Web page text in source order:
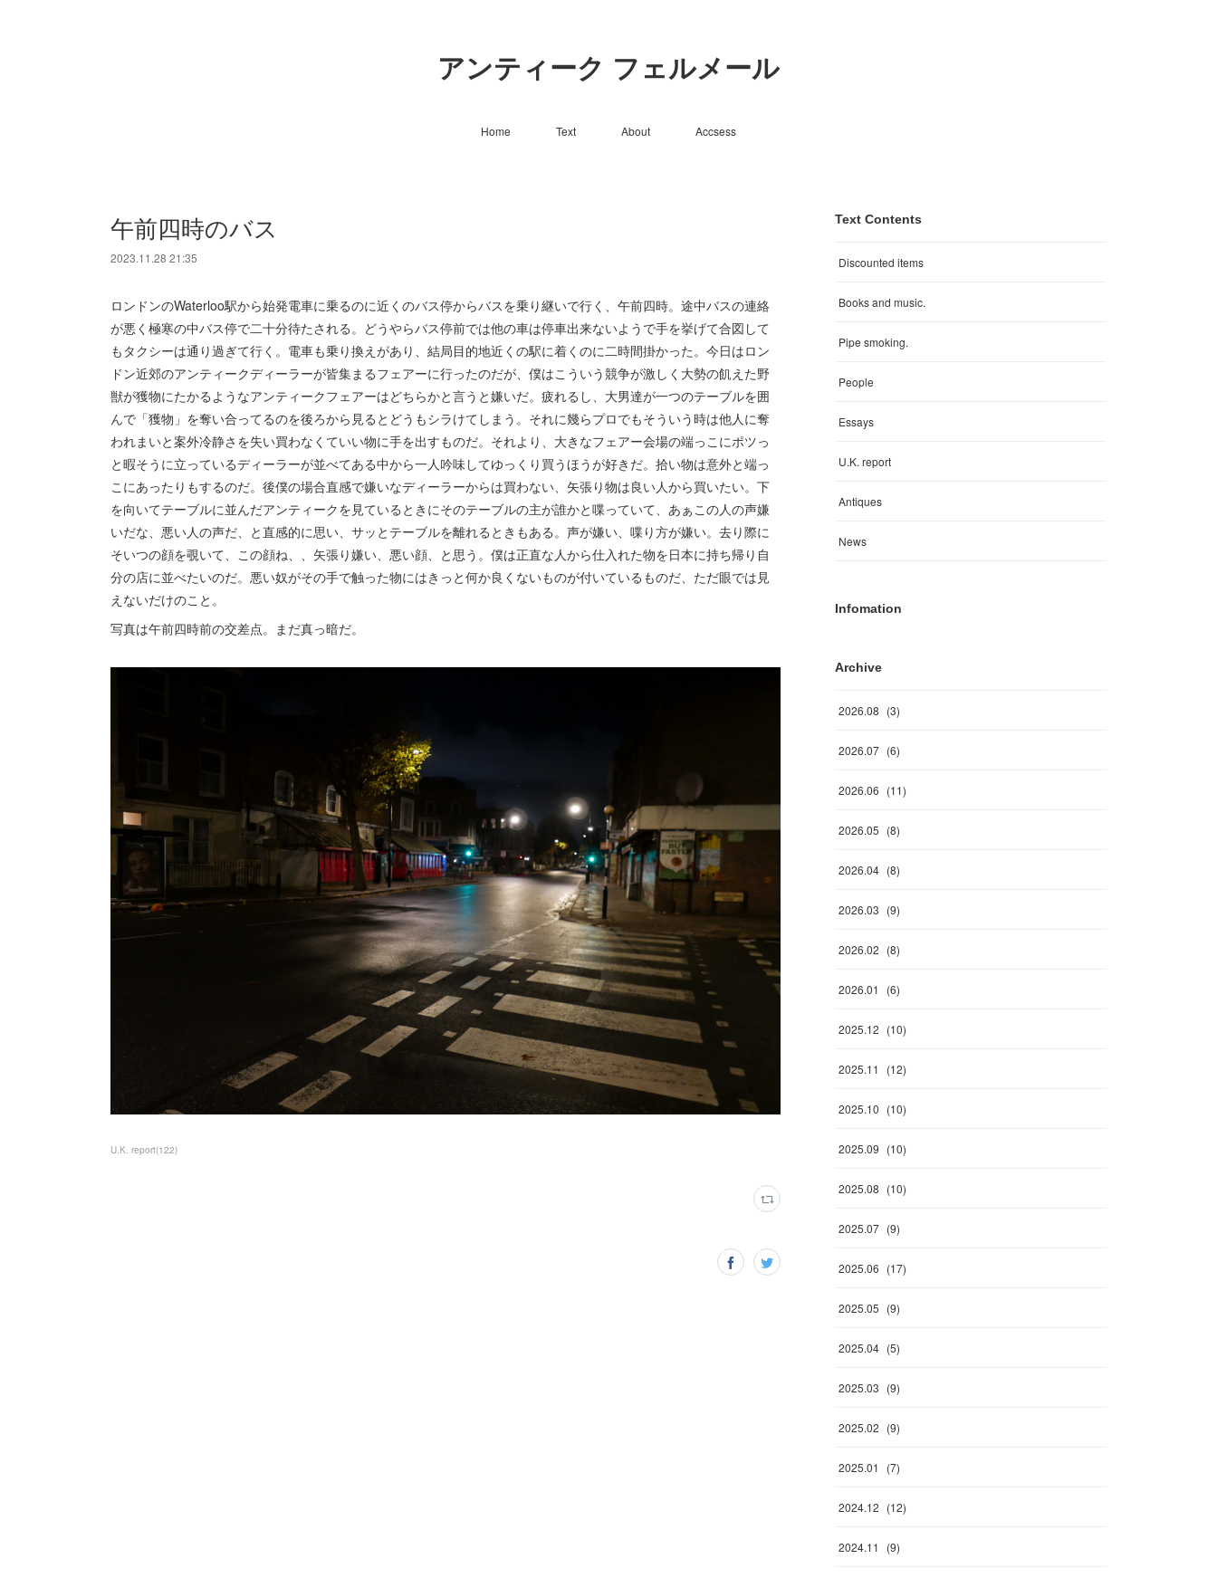
アンティーク フェルメール
Home Text About Accsess
午前四時のバス
2023.11.28 21:35
ロンドンのWaterloo駅から始発電車に乗るのに近くのバス停からバスを乗り継いで行く、午前四時。途中バスの連絡
が悪く極寒の中バス停で二十分待たされる。どうやらバス停前では他の車は停車出来ないようで手を挙げて合図して
もタクシーは通り過ぎて行く。電車も乗り換えがあり、結局目的地近くの駅に着くのに二時間掛かった。今日はロン
ドン近郊のアンティークディーラーが皆集まるフェアーに行ったのだが、僕はこういう競争が激しく大勢の飢えた野
獣が獲物にたかるようなアンティークフェアーはどちらかと言うと嫌いだ。疲れるし、大男達が一つのテーブルを囲
んで「獲物」を奪い合ってるのを後ろから見るとどうもシラけてしまう。それに幾らプロでもそういう時は他人に奪
われまいと案外冷静さを失い買わなくていい物に手を出すものだ。それより、大きなフェアー会場の端っこにポツっ
と暇そうに立っているディーラーが並べてある中から一人吟味してゆっくり買うほうが好きだ。拾い物は意外と端っ
こにあったりもするのだ。後僕の場合直感で嫌いなディーラーからは買わない、矢張り物は良い人から買いたい。下
を向いてテーブルに並んだアンティークを見ているときにそのテーブルの主が誰かと喋っていて、あぁこの人の声嫌
いだな、悪い人の声だ、と直感的に思い、サッとテーブルを離れるときもある。声が嫌い、喋り方が嫌い。去り際に
そいつの顔を覗いて、この顔ね、、矢張り嫌い、悪い顔、と思う。僕は正直な人から仕入れた物を日本に持ち帰り自
分の店に並べたいのだ。悪い奴がその手で触った物にはきっと何か良くないものが付いているものだ、ただ眼では見
えないだけのこと。
写真は午前四時前の交差点。まだ真っ暗だ。
U.K. report(122)
Text Contents
Discounted items
Books and music.
Pipe smoking.
People
Essays
U.K. report
Antiques
News
Infomation
Archive
2026.08 (3)
2026.07 (6)
2026.06 (11)
2026.05 (8)
2026.04 (8)
2026.03 (9)
2026.02 (8)
2026.01 (6)
2025.12 (10)
2025.11 (12)
2025.10 (10)
2025.09 (10)
2025.08 (10)
2025.07 (9)
2025.06 (17)
2025.05 (9)
2025.04 (5)
2025.03 (9)
2025.02 (9)
2025.01 (7)
2024.12 (12)
2024.11 (9)